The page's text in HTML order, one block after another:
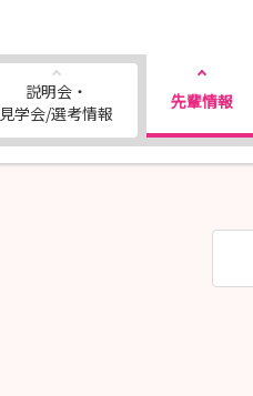
説明会・
見学会/選考情報
先輩情報